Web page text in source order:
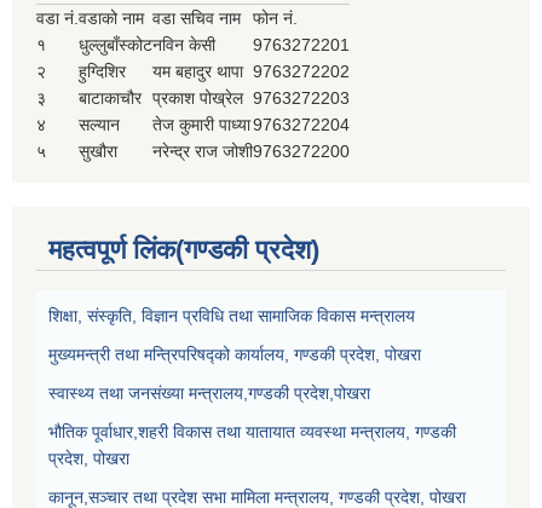
वडा नं. वडाको नाम वडा सचिव नाम
फोन नं.
१
धुल्लुबाँस्कोटनविन केसी
9763272201
२
हुग्दिशिर यम बहादुर थापा 9763272202
३
बाटाकाचौर प्रकाश पोख्रेल 9763272203
४
सल्यान तेज कुमारी पाध्या9763272204
५
सुखौरा नरेन्द्र राज जोशी9763272200
महत्वपूर्ण लिंक(गण्डकी प्रदेश)
शिक्षा, संस्कृति, विज्ञान प्रविधि तथा सामाजिक विकास मन्त्रालय
मुख्यमन्त्री तथा मन्त्रिपरिषद्को कार्यालय, गण्डकी प्रदेश, पोखरा
स्वास्थ्य तथा जनसंख्या मन्त्रालय,गण्डकी प्रदेश,पोखरा
भौतिक पूर्वाधार,शहरी विकास तथा यातायात व्यवस्था मन्त्रालय, गण्डकी
प्रदेश, पोखरा
कानून,सञ्चार तथा प्रदेश सभा मामिला मन्त्रालय, गण्डकी प्रदेश, पोखरा